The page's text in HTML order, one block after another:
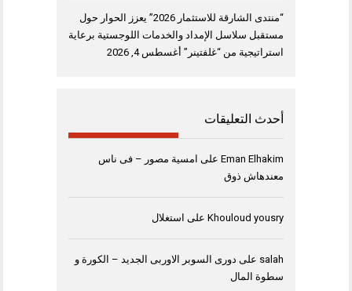
“منتدى الشارقة للاستثمار 2026” يعزز الحوار حول
مستقبل سلاسل الإمداد والخدمات اللوجستية برعاية
استراتيجية من “غلفتينر” أغسطس 4, 2026
أحدث التعليقات
Eman Elhakim على امسية مصور – فى ناس
معندهاش ذوق
Khouloud yousry على استغلال
salah على دورى السوبر الاوربى الجديد – الكورة و
سطوة المال